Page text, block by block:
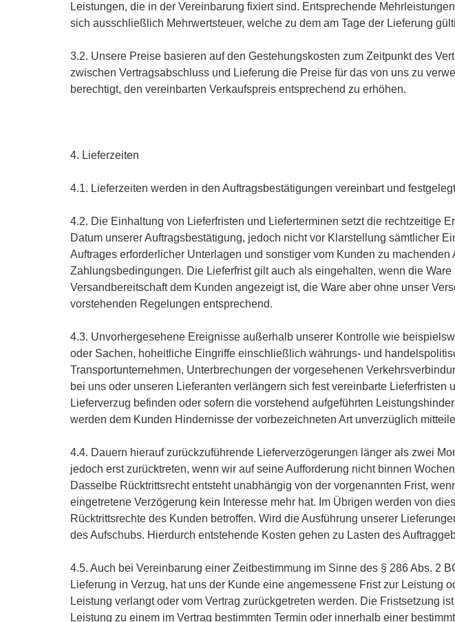
Leistungen, die in der Vereinbarung fixiert sind. Entsprechende
sich ausschließlich Mehrwertsteuer, welche zu dem am Tage der Lieferung
3.2. Unsere Preise basieren auf den Gestehungskosten zum Zeitpunkt des
zwischen Vertragsabschluss und Lieferung die Preise für das von uns zu
berechtigt, den vereinbarten Verkaufspreis entsprechend zu erhöhen.
4. Lieferzeiten
4.1. Lieferzeiten werden in den Auftragsbestätigungen vereinbart und
4.2. Die Einhaltung von Lieferfristen und Lieferterminen setzt die rechtzeitige
Datum unserer Auftragsbestätigung, jedoch nicht vor Klarstellung sämtlicher
Auftrages erforderlicher Unterlagen und sonstiger vom Kunden zu
Zahlungsbedingungen. Die Lieferfrist gilt auch als eingehalten, wenn die
Versandbereitschaft dem Kunden angezeigt ist, die Ware aber ohne unser
vorstehenden Regelungen entsprechend.
4.3. Unvorhergesehene Ereignisse außerhalb unserer Kontrolle wie
oder Sachen, hoheitliche Eingriffe einschließlich währungs- und
Transportunternehmen, Unterbrechungen der vorgesehenen
bei uns oder unseren Lieferanten verlängern sich fest vereinbarte
Lieferverzug befinden oder sofern die vorstehend aufgeführten
werden dem Kunden Hindernisse der vorbezeichneten Art unverzüglich
4.4. Dauern hierauf zurückzuführende Lieferverzögerungen länger als zwei
jedoch erst zurücktreten, wenn wir auf seine Aufforderung nicht binnen
Dasselbe Rücktrittsrecht entsteht unabhängig von der vorgenannten Frist,
eingetretene Verzögerung kein Interesse mehr hat. Im Übrigen werden von
Rücktrittsrechte des Kunden betroffen. Wird die Ausführung unserer
des Aufschubs. Hierdurch entstehende Kosten gehen zu Lasten des
4.5. Auch bei Vereinbarung einer Zeitbestimmung im Sinne des § 286 Abs. 2
Lieferung in Verzug, hat uns der Kunde eine angemessene Frist zur
Leistung verlangt oder vom Vertrag zurückgetreten werden. Die Fristsetzung
Leistung zu einem im Vertrag bestimmten Termin oder innerhalb einer